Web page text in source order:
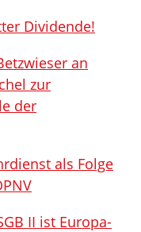
Dividende!
an
zur
der
als Folge
II ist Europa-